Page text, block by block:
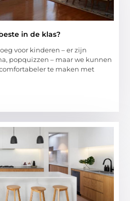
in de klas?
voor kinderen – er zijn
popquizzen – maar we kunnen
te maken met